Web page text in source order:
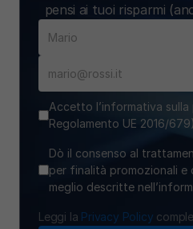
pensi ai tuoi risparmi
Accetto l’informativa sulla
Regolamento UE 2016/679)
Dò il consenso al
per finalità promozionali e
meglio descritte
Leggi la Privacy Policy